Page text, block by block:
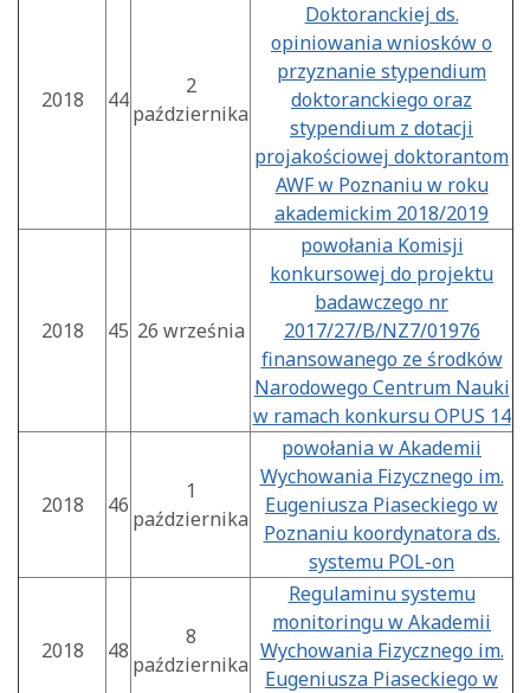
2018 44
2
października
Doktoranckiej ds.
opiniowania wniosków o
przyznanie stypendium
doktoranckiego oraz
stypendium z dotacji
projakościowej doktorantom
AWF w Poznaniu w roku
akademickim 2018/2019
2018 45 26 września
powołania Komisji
konkursowej do projektu
badawczego nr
2017/27/B/NZ7/01976
finansowanego ze środków
Narodowego Centrum Nauki
w ramach konkursu OPUS 14
2018 46
1
października
powołania w Akademii
Wychowania Fizycznego im.
Eugeniusza Piaseckiego w
Poznaniu koordynatora ds.
systemu POL-on
2018 48
8
października
Regulaminu systemu
monitoringu w Akademii
Wychowania Fizycznego im.
Eugeniusza Piaseckiego w